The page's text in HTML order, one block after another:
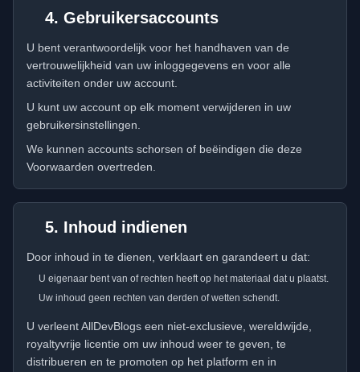
4. Gebruikersaccounts
U bent verantwoordelijk voor het handhaven van de
vertrouwelijkheid van uw inloggegevens en voor alle
activiteiten onder uw account.
U kunt uw account op elk moment verwijderen in uw
gebruikersinstellingen.
We kunnen accounts schorsen of beëindigen die deze
Voorwaarden overtreden.
5. Inhoud indienen
Door inhoud in te dienen, verklaart en garandeert u dat:
U eigenaar bent van of rechten heeft op het materiaal dat u plaatst.
Uw inhoud geen rechten van derden of wetten schendt.
U verleent AllDevBlogs een niet-exclusieve, wereldwijde,
royaltyvrije licentie om uw inhoud weer te geven, te
distribueren en te promoten op het platform en in